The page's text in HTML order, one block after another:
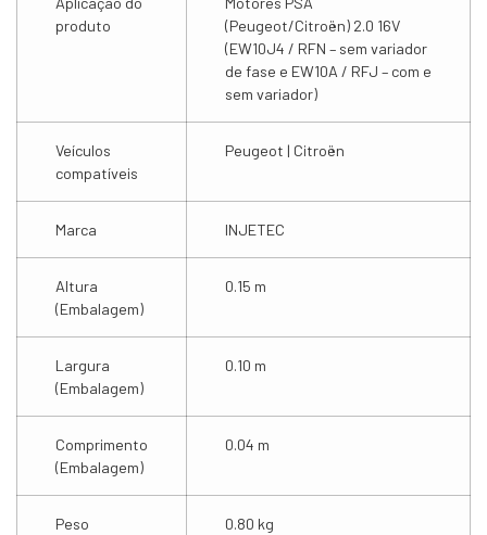
produto
(Peugeot/Citroën) 2.0 16V
(EW10J4 / RFN – sem variador
de fase e EW10A / RFJ – com e
sem variador)
Veículos
compatíveis
Peugeot | Citroën
Marca INJETEC
Altura
(Embalagem)
0.15 m
Largura
(Embalagem)
0.10 m
Comprimento
(Embalagem)
0.04 m
Peso
0.80 kg